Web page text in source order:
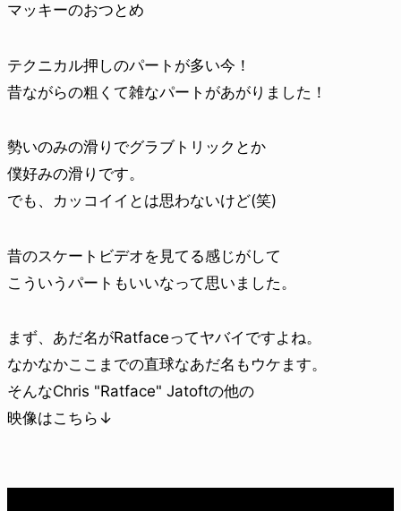
マッキーのおつとめ
テクニカル押しのパートが多い今！
昔ながらの粗くて雑なパートがあがりました！
勢いのみの滑りでグラブトリックとか
僕好みの滑りです。
でも、カッコイイとは思わないけど(笑)
昔のスケートビデオを見てる感じがして
こういうパートもいいなって思いました。
まず、あだ名がRatfaceってヤバイですよね。
なかなかここまでの直球なあだ名もウケます。
そんなChris "Ratface" Jatoftの他の
映像はこちら↓